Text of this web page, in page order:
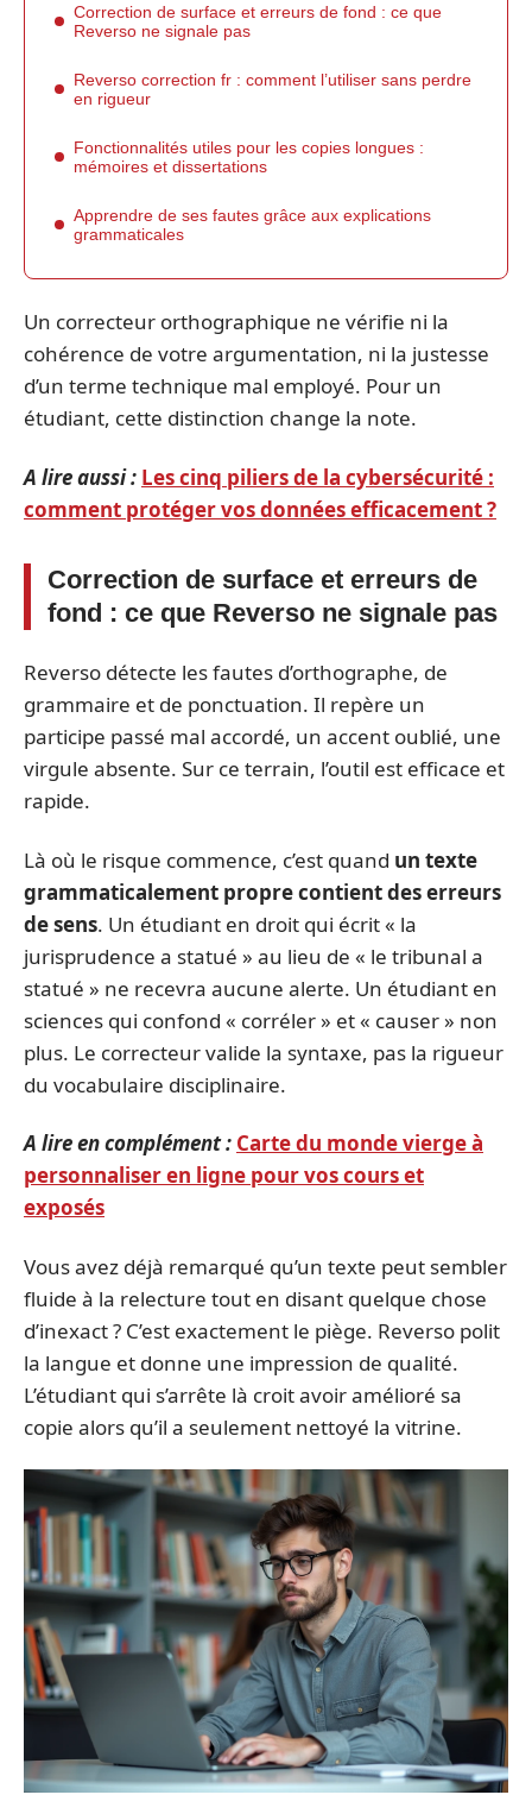
Correction de surface et erreurs de fond : ce que
Reverso ne signale pas
Reverso correction fr : comment l’utiliser sans perdre
en rigueur
Fonctionnalités utiles pour les copies longues :
mémoires et dissertations
Apprendre de ses fautes grâce aux explications
grammaticales
Un correcteur orthographique ne vérifie ni la
cohérence de votre argumentation, ni la justesse
d’un terme technique mal employé. Pour un
étudiant, cette distinction change la note.
A lire aussi : Les cinq piliers de la cybersécurité :
comment protéger vos données efficacement ?
Correction de surface et erreurs de
fond : ce que Reverso ne signale pas
Reverso détecte les fautes d’orthographe, de
grammaire et de ponctuation. Il repère un
participe passé mal accordé, un accent oublié, une
virgule absente. Sur ce terrain, l’outil est efficace et
rapide.
Là où le risque commence, c’est quand un texte
grammaticalement propre contient des erreurs
de sens. Un étudiant en droit qui écrit « la
jurisprudence a statué » au lieu de « le tribunal a
statué » ne recevra aucune alerte. Un étudiant en
sciences qui confond « corréler » et « causer » non
plus. Le correcteur valide la syntaxe, pas la rigueur
du vocabulaire disciplinaire.
A lire en complément : Carte du monde vierge à
personnaliser en ligne pour vos cours et
exposés
Vous avez déjà remarqué qu’un texte peut sembler
fluide à la relecture tout en disant quelque chose
d’inexact ? C’est exactement le piège. Reverso polit
la langue et donne une impression de qualité.
L’étudiant qui s’arrête là croit avoir amélioré sa
copie alors qu’il a seulement nettoyé la vitrine.